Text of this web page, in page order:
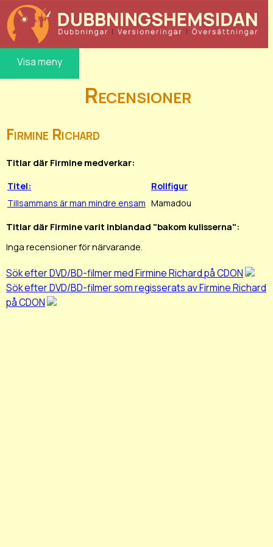
Visa meny
Recensioner
Firmine Richard
Titlar där Firmine medverkar:
Titel:
Rollfigur
Tillsammans är man mindre ensam Mamadou
Titlar där Firmine varit inblandad "bakom kulisserna":
Inga recensioner för närvarande.
Sök efter DVD/BD-filmer med Firmine Richard på CDON
Sök efter DVD/BD-filmer som regisserats av Firmine Richard
på CDON